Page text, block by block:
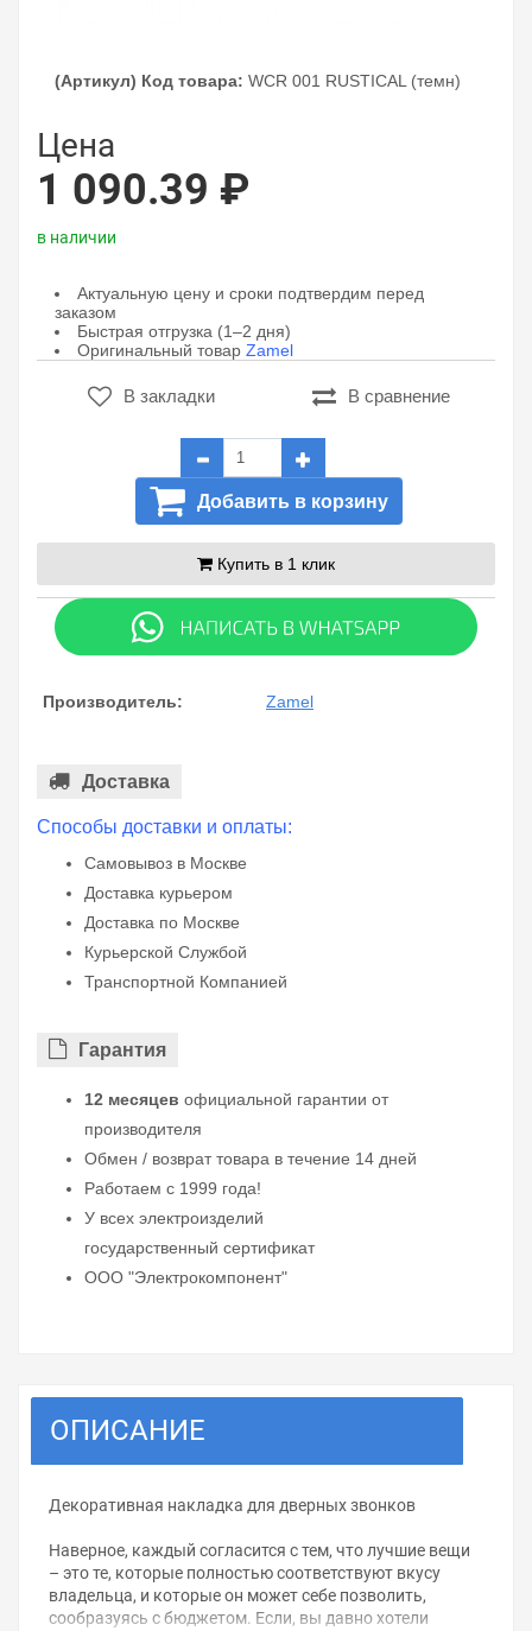
(Артикул) Код товара: WCR 001 RUSTICAL (темн)
Цена
1 090.39 ₽
в наличии
Актуальную цену и сроки подтвердим перед
заказом
Быстрая отгрузка (1–2 дня)
Оригинальный товар Zamel
В закладки В сравнение
Добавить в корзину
Купить в 1 клик
Производитель: Zamel
Доставка
Способы доставки и оплаты:
Самовывоз в Москве
Доставка курьером
Доставка по Москве
Курьерской Службой
Транспортной Компанией
Гарантия
12 месяцев официальной гарантии от
производителя
Обмен / возврат товара в течение 14 дней
Работаем с 1999 года!
У всех электроизделий
государственный сертификат
ООО "Электрокомпонент"
ОПИСАНИЕ
Декоративная накладка для дверных звонков
Наверное, каждый согласится с тем, что лучшие вещи
– это те, которые полностью соответствуют вкусу
владельца, и которые он может себе позволить,
сообразуясь с бюджетом. Если, вы давно хотели